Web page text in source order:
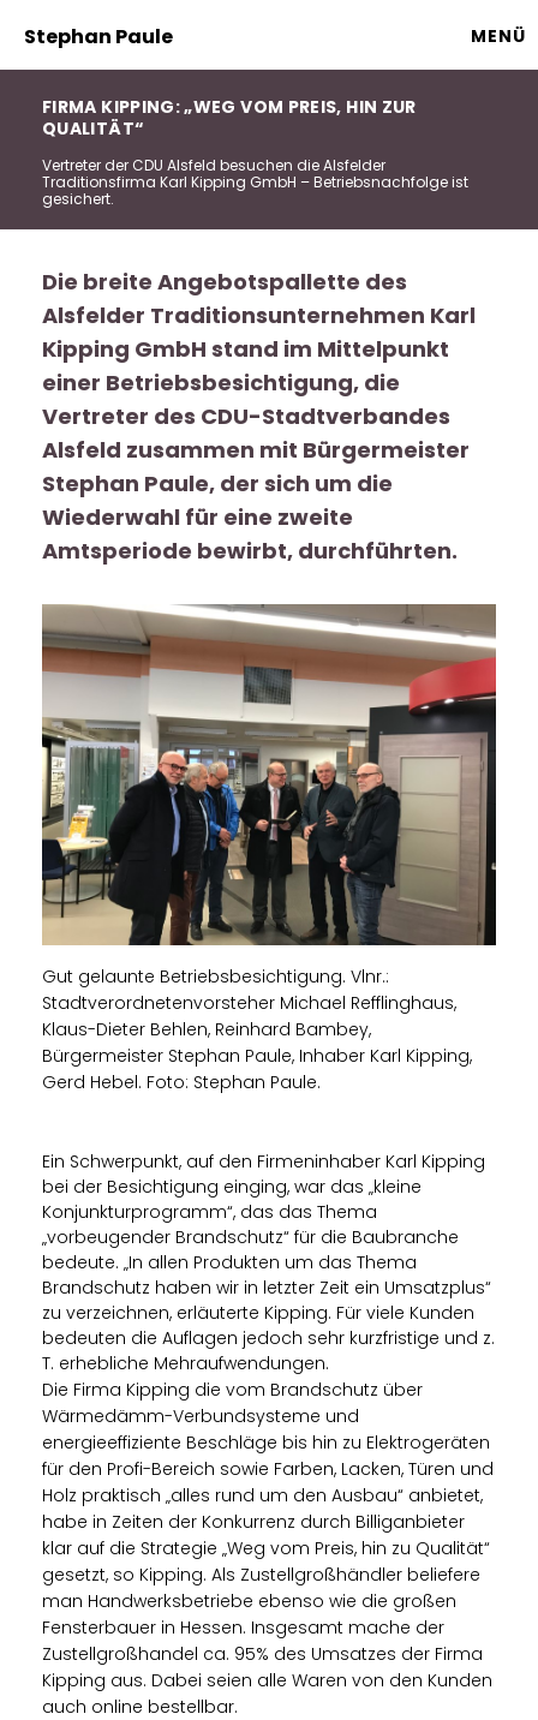
Stephan Paule MENÜ
FIRMA KIPPING: „WEG VOM PREIS, HIN ZUR
QUALITÄT“
Vertreter der CDU Alsfeld besuchen die Alsfelder
Traditionsfirma Karl Kipping GmbH – Betriebsnachfolge ist
gesichert.
Die breite Angebotspallette des
Alsfelder Traditionsunternehmen Karl
Kipping GmbH stand im Mittelpunkt
einer Betriebsbesichtigung, die
Vertreter des CDU-Stadtverbandes
Alsfeld zusammen mit Bürgermeister
Stephan Paule, der sich um die
Wiederwahl für eine zweite
Amtsperiode bewirbt, durchführten.
Gut gelaunte Betriebsbesichtigung. Vlnr.:
Stadtverordnetenvorsteher Michael Refflinghaus,
Klaus-Dieter Behlen, Reinhard Bambey,
Bürgermeister Stephan Paule, Inhaber Karl Kipping,
Gerd Hebel. Foto: Stephan Paule.
Ein Schwerpunkt, auf den Firmeninhaber Karl Kipping
bei der Besichtigung einging, war das „kleine
Konjunkturprogramm“, das das Thema
vorbeugender Brandschutz“ für die Baubranche
bedeute. „In allen Produkten um das Thema
Brandschutz haben wir in letzter Zeit ein Umsatzplus“
zu verzeichnen, erläuterte Kipping. Für viele Kunden
bedeuten die Auflagen jedoch sehr kurzfristige und z.
T. erhebliche Mehraufwendungen.
Die Firma Kipping die vom Brandschutz über
Wärmedämm-Verbundsysteme und
energieeffiziente Beschläge bis hin zu Elektrogeräten
für den Profi-Bereich sowie Farben, Lacken, Türen und
Holz praktisch „alles rund um den Ausbau“ anbietet,
habe in Zeiten der Konkurrenz durch Billiganbieter
klar auf die Strategie „Weg vom Preis, hin zu Qualität“
gesetzt, so Kipping. Als Zustellgroßhändler beliefere
man Handwerksbetriebe ebenso wie die großen
Fensterbauer in Hessen. Insgesamt mache der
Zustellgroßhandel ca. 95% des Umsatzes der Firma
Kipping aus. Dabei seien alle Waren von den Kunden
auch online bestellbar.